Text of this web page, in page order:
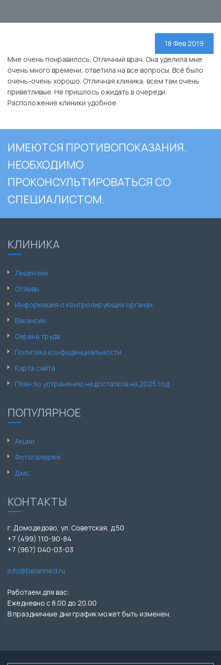
18 Фев 2019
Мне очень понравилось. Отличный врач. Она уделила мне
очень много времени, ответила на все вопросы. Всё было
очень-очень хорошо. Отличная клиника, всем там очень
приветливые. Не пришлось ожидать в очереди.
Расположение клиники удобное
ИМЕЮТСЯ ПРОТИВОПОКАЗАНИЯ.
НЕОБХОДИМО
ПРОКОНСУЛЬТИРОВАТЬСЯ СО
СПЕЦИАЛИСТОМ.
КЛИНИКА
Лицензии
Отзывы
Информация о контролирующих органах
Вакансии
Охрана труда
Политика конфиденциальности
Карта сайта
План по устранению недостатков на 2025 год
ПОПУЛЯРНОЕ
Акции
Фотогалерея
Дмс
КОНТАКТЫ
г. Домодедово, ул. Советская, д.50
+7 (499) 110-90-84
+7 (967) 040-03-03
info@belarmed.ru
Работаем для вас:
Ежедневно с 8.00 до 20.00
В праздничные дни график может быть изменен.